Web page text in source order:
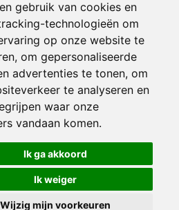
gebruik van cookies en
technologieën om
op onze website te
om gepersonaliseerde
advertenties te tonen, om
te analyseren en
waar onze
vandaan komen.
Ik ga akkoord
Ik weiger
Wijzig mijn voorkeuren
gesloten